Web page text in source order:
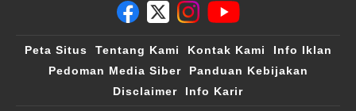
Peta Situs Tentang Kami Kontak Kami
Info Iklan
Pedoman Media Siber
Panduan Kebijakan
Disclaimer
Info Karir